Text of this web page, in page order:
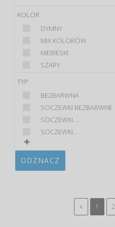
KOLOR
DYMNY
MIX KOLORÓW
NIEBIESKI
SZARY
TYP
BEZBARWNA
SOCZEWKI BEZBARWNE
SOCZEWKI...
SOCZEWKI...
ODZNACZ
1 2